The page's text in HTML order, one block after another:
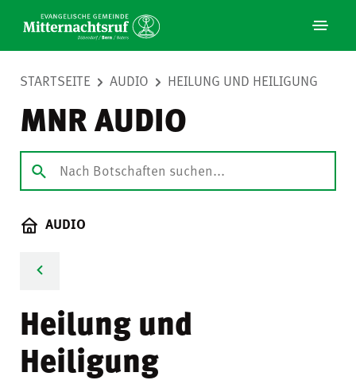
STARTSEITE AUDIO HEILUNG UND HEILIGUNG
MNR AUDIO
AUDIO
Heilung und
Heiligung